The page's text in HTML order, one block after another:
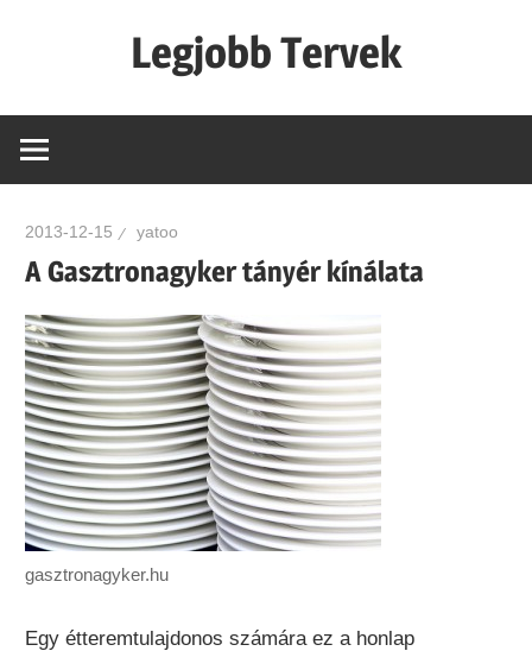
Legjobb Tervek
mindig
jó
tervünk…!
2013-12-15 yatoo
A Gasztronagyker tányér kínálata
gasztronagyker.hu
Egy étteremtulajdonos számára ez a honlap